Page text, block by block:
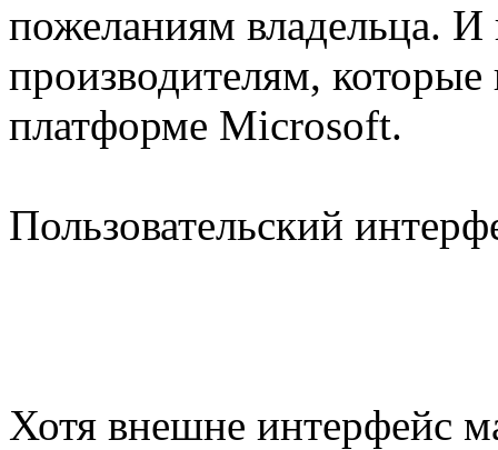
пожеланиям владельца. И
производителям, которые
платформе Microsoft.
Пользовательский
Хотя внешне интерфейс